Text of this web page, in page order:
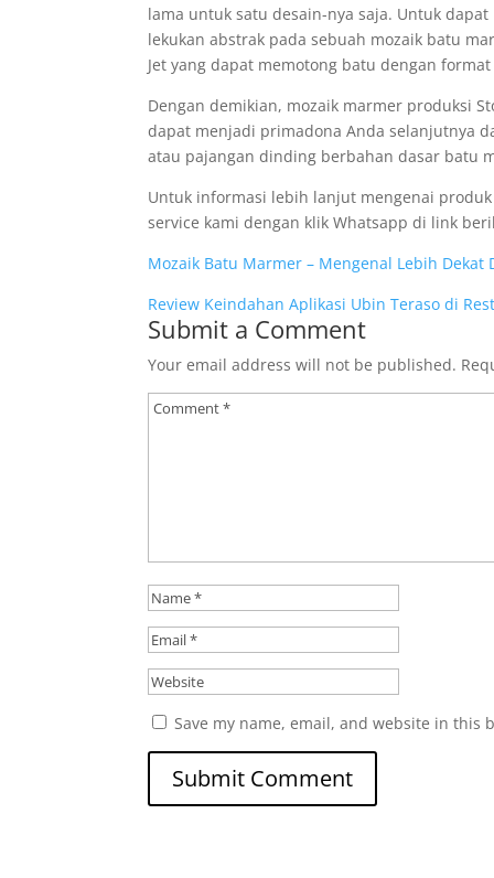
lama untuk satu desain-nya saja. Untuk
lekukan abstrak pada sebuah mozaik batu
Jet yang dapat memotong batu dengan
Dengan demikian, mozaik marmer produksi
dapat menjadi primadona Anda selanjutnya
atau pajangan dinding berbahan dasar batu
Untuk informasi lebih lanjut mengenai
service kami dengan klik Whatsapp di link
Mozaik Batu Marmer – Mengenal Lebih
Review Keindahan Aplikasi Ubin Teraso di
Submit a Comment
Your email address will not be published.
Save my name, email, and website in this